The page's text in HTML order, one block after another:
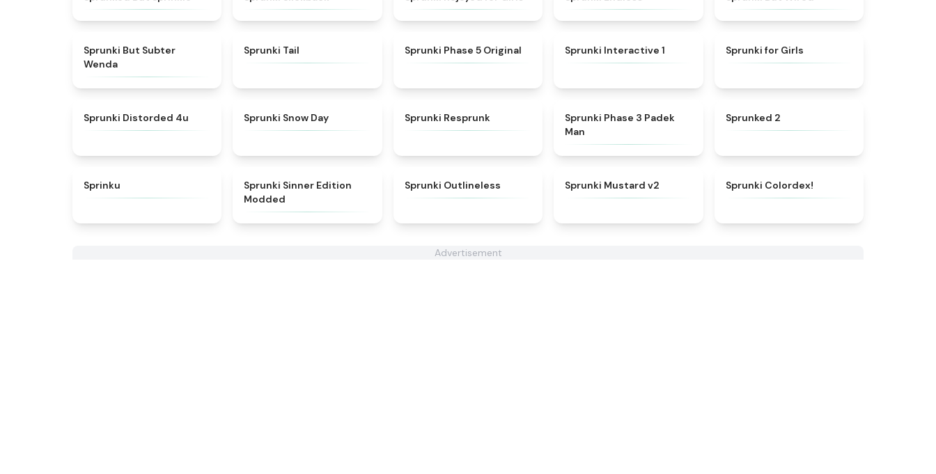
Sprunki But Subter
Wenda
Sprunki Tail 4.6
Sprunki Phase 5 Original Sprunki Interactive 1 Sprunki for Girls
Sprunki Distorded 4u Sprunki Snow Day Sprunki Resprunk ★
Sprunki Phase 3 Padek
Man
Sprunked 2
Sprinku
Sprunki Sinner Edition
Modded
Sprunki Outlineless Sprunki Mustard v2 Sprunki Colordex!
Advertisement